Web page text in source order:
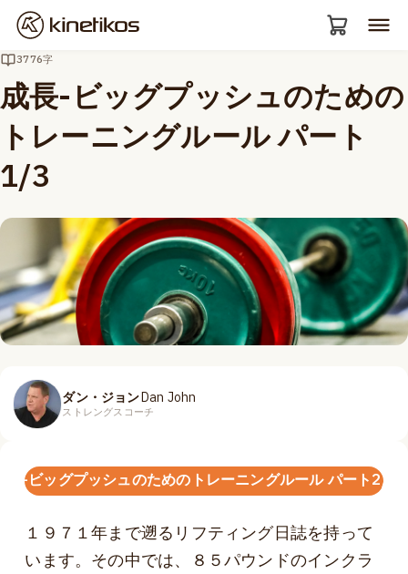
3776字
成長-ビッグプッシュのための
トレーニングルール パート
1/3
ダン・ジョンDan John
ストレングスコーチ
長-ビッグプッシュのためのトレーニングルール パート2/3
１９７１年まで遡るリフティング日誌を持って
います。その中では、８５パウンドのインクラ